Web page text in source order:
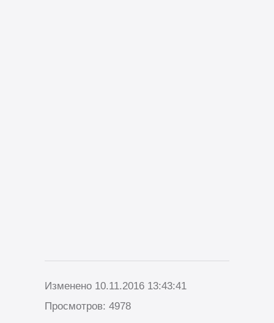
Изменено 10.11.2016 13:43:41
Просмотров: 4978